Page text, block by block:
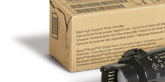
Drum unit
Capete imprimare
Cartuse inkjet si cerneala